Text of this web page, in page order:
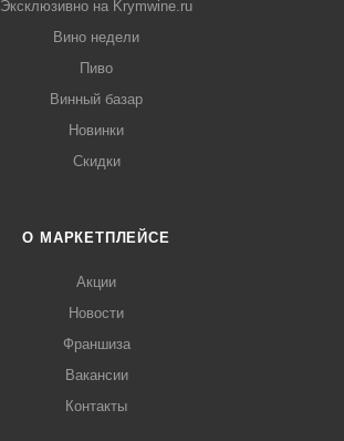
Эксклюзивно на Krymwine.ru
Вино недели
Пиво
Винный базар
Новинки
Скидки
О МАРКЕТПЛЕЙСЕ
Акции
Новости
Франшиза
Вакансии
Контакты